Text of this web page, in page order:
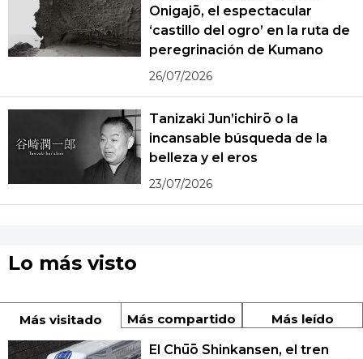
Onigajō, el espectacular
‘castillo del ogro’ en la ruta de
peregrinación de Kumano
26/07/2026
Tanizaki Jun’ichirō o la
incansable búsqueda de la
belleza y el eros
23/07/2026
Lo más visto
Más visitado Más compartido Más leído
El Chūō Shinkansen, el tren